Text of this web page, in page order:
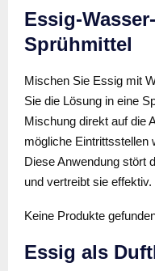
Essig-
Sprühmittel
Mischen Sie Essig mit
Sie die Lösung in eine
Mischung direkt auf die
mögliche Eintrittsstellen
Diese Anwendung stört
und vertreibt sie effektiv.
Keine Produkte
Essig als